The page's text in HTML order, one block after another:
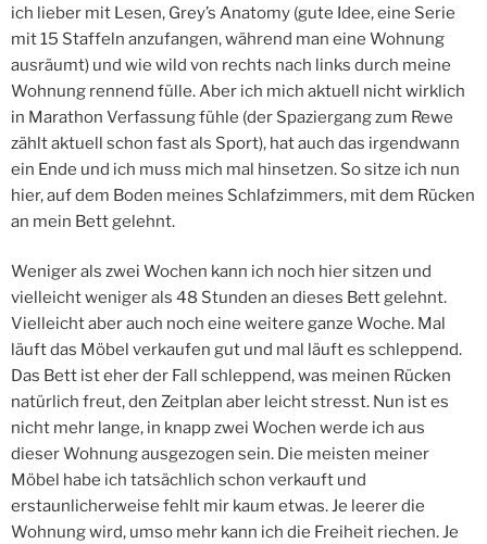
ich lieber mit Lesen, Grey’s Anatomy (gute Idee, eine Serie
mit 15 Staffeln anzufangen, während man eine Wohnung
ausräumt) und wie wild von rechts nach links durch meine
Wohnung rennend fülle. Aber ich mich aktuell nicht wirklich
in Marathon Verfassung fühle (der Spaziergang zum Rewe
zählt aktuell schon fast als Sport), hat auch das irgendwann
ein Ende und ich muss mich mal hinsetzen. So sitze ich nun
hier, auf dem Boden meines Schlafzimmers, mit dem Rücken
an mein Bett gelehnt.
Weniger als zwei Wochen kann ich noch hier sitzen und
vielleicht weniger als 48 Stunden an dieses Bett gelehnt.
Vielleicht aber auch noch eine weitere ganze Woche. Mal
läuft das Möbel verkaufen gut und mal läuft es schleppend.
Das Bett ist eher der Fall schleppend, was meinen Rücken
natürlich freut, den Zeitplan aber leicht stresst. Nun ist es
nicht mehr lange, in knapp zwei Wochen werde ich aus
dieser Wohnung ausgezogen sein. Die meisten meiner
Möbel habe ich tatsächlich schon verkauft und
erstaunlicherweise fehlt mir kaum etwas. Je leerer die
Wohnung wird, umso mehr kann ich die Freiheit riechen. Je